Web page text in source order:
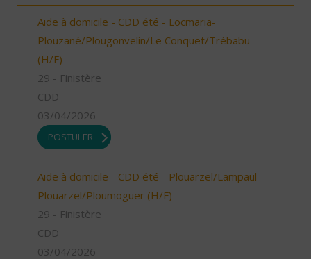
Aide à domicile - CDD été - Locmaria-
Plouzané/Plougonvelin/Le Conquet/Trébabu
(H/F)
29 - Finistère
CDD
03/04/2026
POSTULER
Aide à domicile - CDD été - Plouarzel/Lampaul-
Plouarzel/Ploumoguer (H/F)
29 - Finistère
CDD
03/04/2026